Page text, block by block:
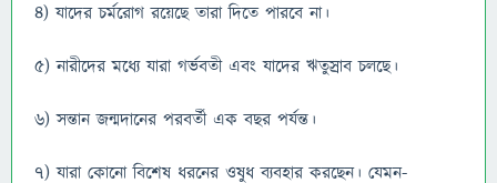
৪) যাদের চর্মরোগ রয়েছে তারা দিতে পারবে না।
৫) নারীদের মধ্যে যারা গর্ভবতী এবং যাদের ঋতুস্রাব চলছে।
৬) সন্তান জন্মদানের পরবর্তী এক বছর পর্যন্ত।
৭) যারা কোনো বিশেষ ধরনের ওষুধ ব্যবহার করছেন। যেমন-